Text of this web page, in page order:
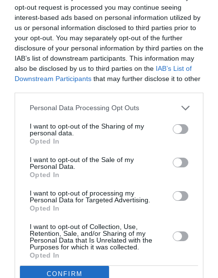
opt-out request is processed you may continue seeing
interest-based ads based on personal information utilized by
us or personal information disclosed to third parties prior to
your opt-out. You may separately opt-out of the further
disclosure of your personal information by third parties on the
IAB’s list of downstream participants. This information may
also be disclosed by us to third parties on the IAB’s List of
Downstream Participants that may further disclose it to other
Personal Data Processing Opt Outs
I want to opt-out of the Sharing of my
personal data.
Opted In
I want to opt-out of the Sale of my
Personal Data.
Opted In
I want to opt-out of processing my
Personal Data for Targeted Advertising.
Opted In
I want to opt-out of Collection, Use,
Retention, Sale, and/or Sharing of my
Personal Data that Is Unrelated with the
Purposes for which it was collected.
Opted In
CONFIRM
FAIRE UN DON
Appel aux lecteurs !
Soutenez Air Journal participezà son
développement !
NOUS SOUTENIR
DERNIERS COMMENTAIRES
Mathématiquesa commenté l'article :
19 h 23 sans escale : le Boeing 777F de National
Airlines relie l’Écosse à l’Australie